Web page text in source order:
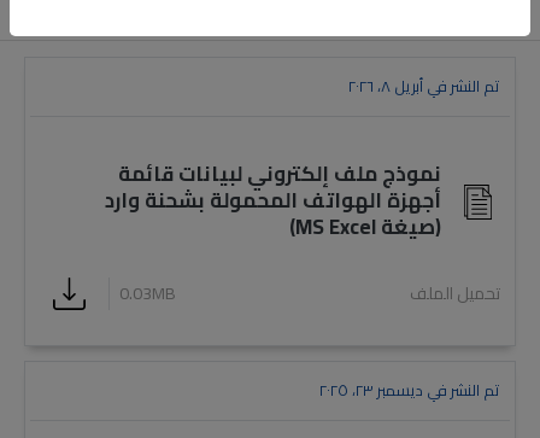
تم النشر في أبريل ٨، ٢٠٢٦
نموذج ملف إلكتروني لبيانات قائمة
أجهزة الهواتف المحمولة بشحنة وارد
(صيغة MS Excel)
تحميل الملف 0.03MB
تم النشر في ديسمبر ٢٣، ٢٠٢٥